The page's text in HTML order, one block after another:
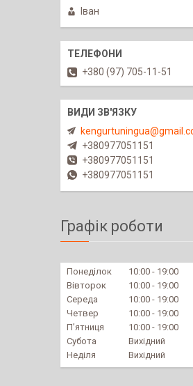
Іван
+380 (97) 705-11-51
+380977051151
+380977051151
+380977051151
Графік роботи
Понеділок 10:00
19:00
Вівторок
10:00
19:00
Середа
10:00
19:00
Четвер
10:00
19:00
Пʼятниця
10:00
19:00
Субота
Вихідний
Неділя
Вихідний